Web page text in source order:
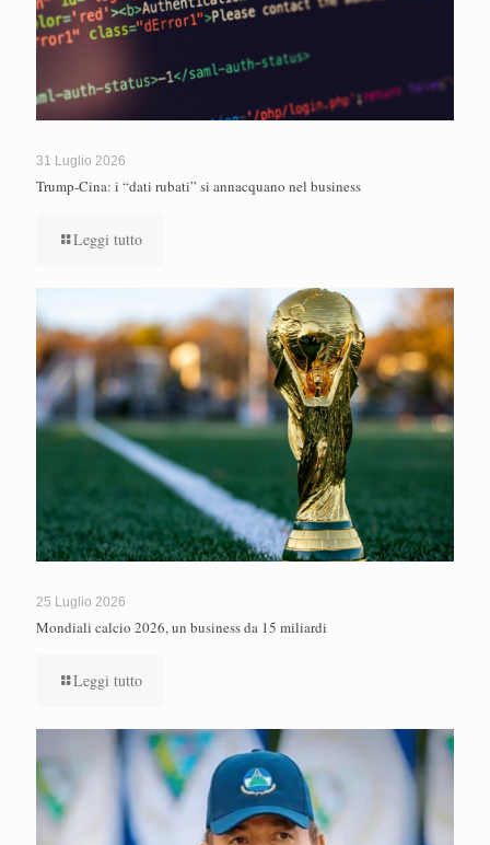
31 Luglio 2026
Trump-Cina: i “dati rubati” si annacquano nel business
Leggi tutto
25 Luglio 2026
Mondiali calcio 2026, un business da 15 miliardi
Leggi tutto